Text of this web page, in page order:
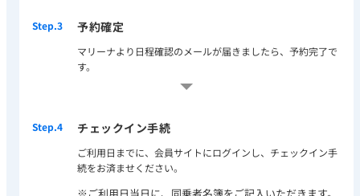
Step.3 予約確定
マリーナより日程確認のメールが届きましたら、予約完了で
す。
Step.4 チェックイン手続
ご利用日までに、会員サイトにログインし、チェックイン手
続をお済ませください。